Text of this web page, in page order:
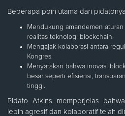
Beberapa poin utama dari
Mendukung amandemen
realitas teknologi blockchain.
Mengajak kolaborasi antara
Kongres.
Menyatakan bahwa inovasi
besar seperti efisiensi,
tinggi.
Pidato Atkins memperjelas
lebih agresif dan kolaboratif telah